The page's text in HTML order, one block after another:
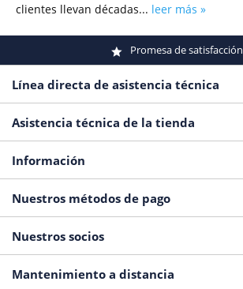
clientes llevan décadas... leer más »
Promesa de satisfacción
Línea directa de asistencia técnica
Asistencia técnica de la tienda
Información
Nuestros métodos de pago
Nuestros socios
Mantenimiento a distancia